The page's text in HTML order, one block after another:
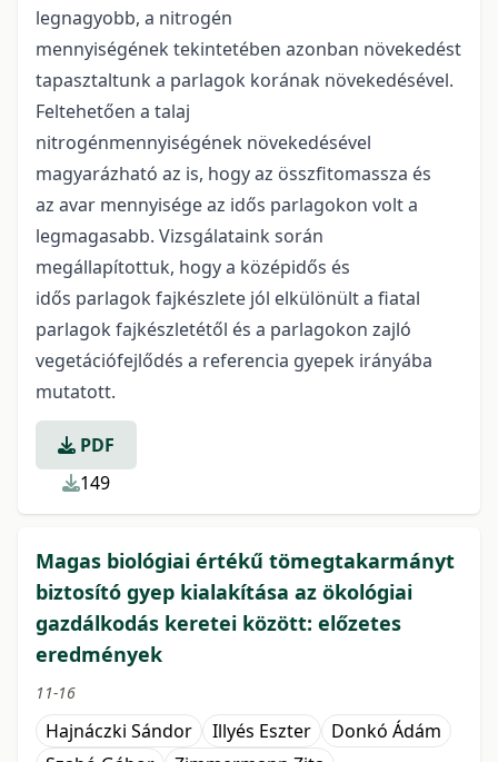
legnagyobb, a nitrogén
mennyiségének tekintetében azonban növekedést
tapasztaltunk a parlagok korának növekedésével.
Feltehetően a talaj
nitrogénmennyiségének növekedésével
magyarázható az is, hogy az összfitomassza és
az avar mennyisége az idős parlagokon volt a
legmagasabb. Vizsgálataink során
megállapítottuk, hogy a középidős és
idős parlagok fajkészlete jól elkülönült a fiatal
parlagok fajkészletétől és a parlagokon zajló
vegetációfejlődés a referencia gyepek irányába
mutatott.
PDF
149
Magas biológiai értékű tömegtakarmányt
biztosító gyep kialakítása az ökológiai
gazdálkodás keretei között: előzetes
eredmények
11-16
Hajnáczki Sándor Illyés Eszter
Donkó Ádám